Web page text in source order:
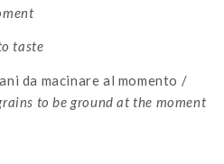
taste
da macinare al momento /
to be ground at the moment